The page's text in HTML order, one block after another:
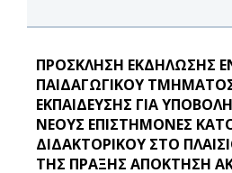
ΠΡΟΣΚΛΗΣΗ ΕΚΔΗΛΩΣΗΣ
ΠΑΙΔΑΓΩΓΙΚΟΥ
ΕΚΠΑΙΔΕΥΣΗΣ ΓΙΑ
ΝΕΟΥΣ ΕΠΙΣΤΗΜΟΝΕΣ
ΔΙΔΑΚΤΟΡΙΚΟΥ ΣΤΟ
ΤΗΣ ΠΡΑΞΗΣ ΑΠΟΚΤΗΣΗ